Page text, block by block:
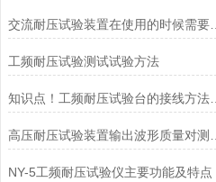
交流耐压试验装置在使用的时候需要注意哪些事项？
工频耐压试验测试试验方法
知识点！工频耐压试验台的接线方法及试验步骤
NY-5工频耐压试验仪主要功能及特点